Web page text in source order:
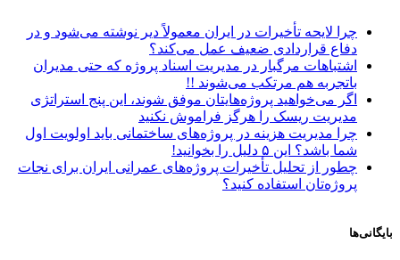
چرا لایحه تأخیرات در ایران معمولاً دیر نوشته می‌شود و در
دفاع قراردادی ضعیف عمل می‌کند؟
اشتباهات مرگبار در مدیریت اسناد پروژه که حتی مدیران
باتجربه هم مرتکب می‌شوند !!
اگر می‌خواهید پروژه‌هایتان موفق شوند، این پنج استراتژی
مدیریت ریسک را هرگز فراموش نکنید
چرا مدیریت هزینه در پروژه‌های ساختمانی باید اولویت اول
شما باشد؟ این ۵ دلیل را بخوانید!
چطور از تحلیل تأخیرات پروژه‌های عمرانی ایران برای نجات
پروژه‌تان استفاده کنید؟
بایگانی‌ها